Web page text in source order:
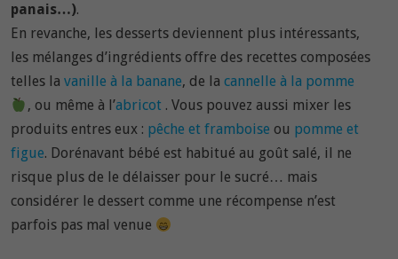
panais…).
En revanche, les desserts deviennent plus intéressants,
les mélanges d’ingrédients offre des recettes composées
telles lavanille à la banane, de lacannelle à la pomme
, ou même à l’abricot . Vous pouvez aussi mixer les
produits entres eux : pêche et framboise ou pomme et
figue. Dorénavant bébé est habitué au goût salé, il ne
risque plus de le délaisser pour le sucré… mais
considérer le dessert comme une récompense n’est
parfois pas mal venue